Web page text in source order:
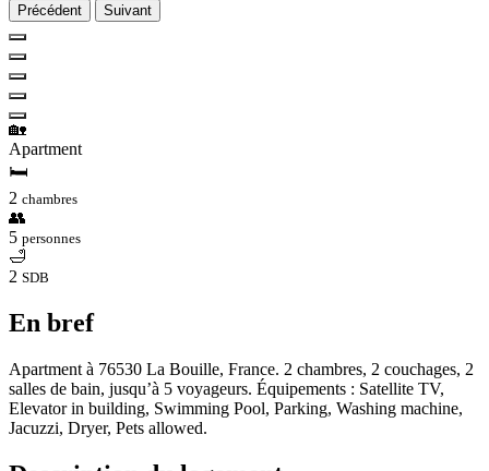
Précédent Suivant
🏡
Apartment
🛏
2 chambres
👥
5 personnes
🛁
2 SDB
En bref
Apartment à 76530 La Bouille, France. 2 chambres, 2 couchages, 2
salles de bain, jusqu’à 5 voyageurs. Équipements : Satellite TV,
Elevator in building, Swimming Pool, Parking, Washing machine,
Jacuzzi, Dryer, Pets allowed.